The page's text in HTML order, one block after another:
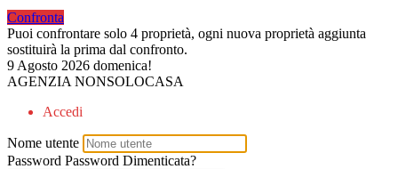
Confronta
Puoi confrontare solo 4 proprietà, ogni nuova proprietà aggiunta
sostituirà la prima dal confronto.
9 Agosto 2026 domenica!
AGENZIA NONSOLOCASA
Accedi
Nome utente
Password Password Dimenticata?